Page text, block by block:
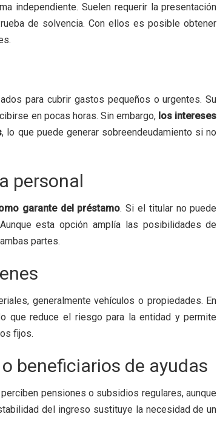
independiente. Suelen requerir la presentación
de solvencia. Con ellos es posible obtener
para cubrir gastos pequeños o urgentes. Su
en pocas horas. Sin embargo, los intereses
, lo que puede generar sobreendeudamiento si no
personal
garante del préstamo. Si el titular no puede
esta opción amplía las posibilidades de
partes.
generalmente vehículos o propiedades. En
que reduce el riesgo para la entidad y permite
fijos.
beneficiarios de ayudas
pensiones o subsidios regulares, aunque
del ingreso sustituye la necesidad de un